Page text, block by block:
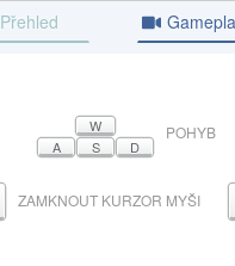
Přehled
W
A
S D
POHYB
ZAMKNOUT KURZOR MYŠI